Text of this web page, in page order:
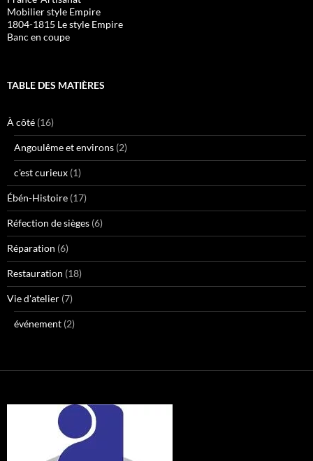
Mobilier style Empire
1804-1815 Le style Empire
Banc en coupe
TABLE DES MATIÈRES
À côté (16)
Angoulême et environs (2)
c'est curieux (1)
Ébén-Histoire (17)
Réfection de sièges (6)
Réparation (6)
Restauration (18)
Vie d'atelier (7)
événement (2)